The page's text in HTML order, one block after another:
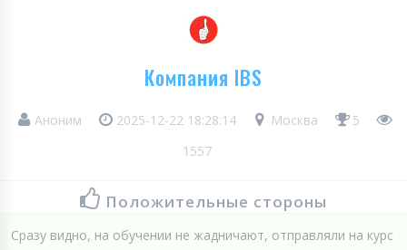
Компания IBS
Аноним 2025-12-22 18:28:14 Москва
5
1557
Положительные стороны
Сразу видно, на обучении не жадничают, отправляли на курс